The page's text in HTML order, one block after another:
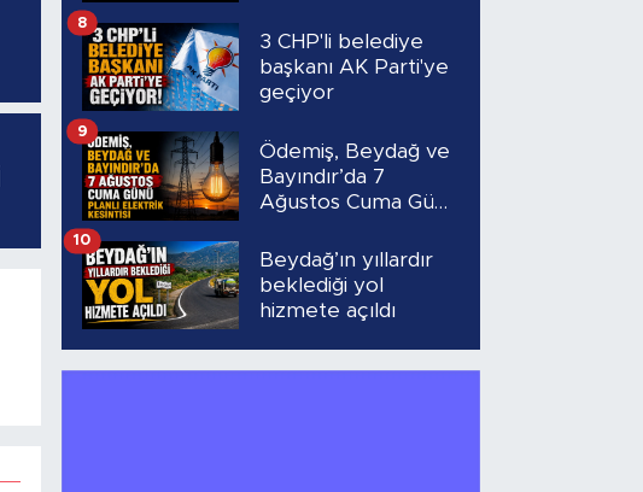
“Başmüfettiş
Görevlendirilsin”
3 CHP'li belediye
başkanı AK Parti'ye
geçiyor
8
Ödemiş, Beydağ ve
Bayındır’da 7
Ağustos Cuma Günü
Kesintisi
9
Beydağ’ın yıllardır
beklediği yol
hizmete açıldı
10